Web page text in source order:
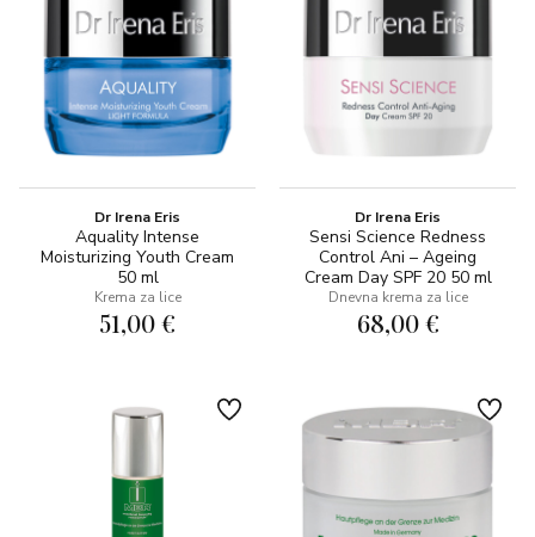
Dr Irena Eris
Aquality Intense
Moisturizing Youth Cream
50 ml
Krema za lice
51,00 €
Dr Irena Eris
Sensi Science Redness
Control Ani – Ageing
Cream Day SPF 20 50 ml
Dnevna krema za lice
68,00 €